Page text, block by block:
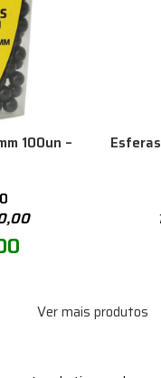
100un –
Ver mais produtos